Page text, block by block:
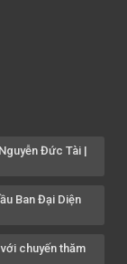
Đức Tài |
Ban Đại Diện
chuyến thăm